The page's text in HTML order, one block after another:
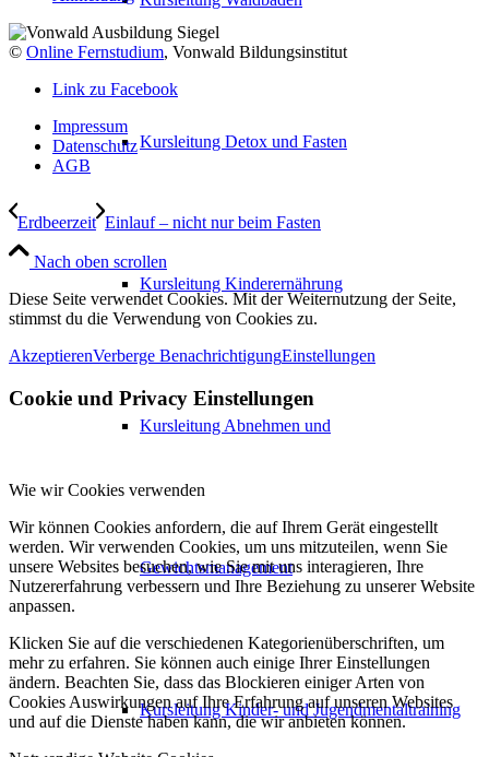
Kursleitung Detox und Fasten
Kursleitung Kinderernährung
Kursleitung Abnehmen und
Gewichtsmanagement
Kursleitung Kinder- und Jugendmentaltraining
© Online Fernstudium, Vonwald Bildungsinstitut
Link zu Facebook
Impressum
Datenschutz
AGB
Erdbeerzeit Einlauf – nicht nur beim Fasten
Nach oben scrollen
Diese Seite verwendet Cookies. Mit der Weiternutzung der Seite,
stimmst du die Verwendung von Cookies zu.
AkzeptierenVerberge BenachrichtigungEinstellungen
Cookie und Privacy Einstellungen
Wie wir Cookies verwenden
Wir können Cookies anfordern, die auf Ihrem Gerät eingestellt
werden. Wir verwenden Cookies, um uns mitzuteilen, wenn Sie
unsere Websites besuchen, wie Sie mit uns interagieren, Ihre
Nutzererfahrung verbessern und Ihre Beziehung zu unserer Website
anpassen.
Klicken Sie auf die verschiedenen Kategorienüberschriften, um
mehr zu erfahren. Sie können auch einige Ihrer Einstellungen
ändern. Beachten Sie, dass das Blockieren einiger Arten von
Cookies Auswirkungen auf Ihre Erfahrung auf unseren Websites
und auf die Dienste haben kann, die wir anbieten können.